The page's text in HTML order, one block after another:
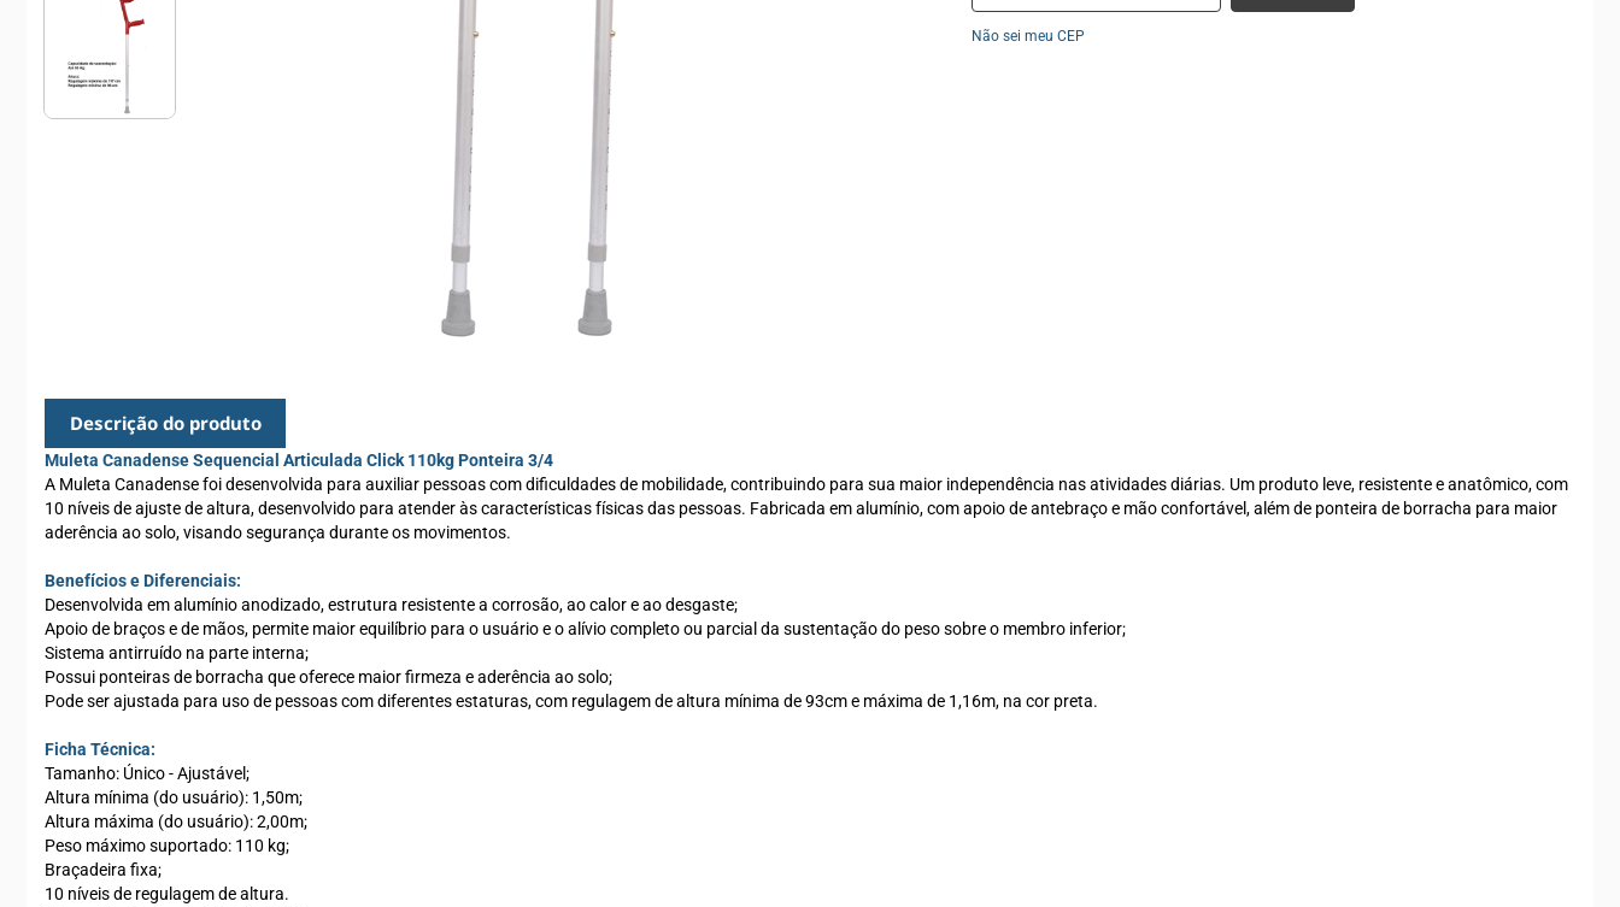
Não sei meu CEP
Descrição do produto
Muleta Canadense Sequencial Articulada Click 110kg Ponteira 3/4
A Muleta Canadense foi desenvolvida para auxiliar pessoas com dificuldades de mobilidade, contribuindo para sua maior independência nas atividades diárias. Um produto leve, resistente e anatômico, com
10 níveis de ajuste de altura, desenvolvido para atender às características físicas das pessoas. Fabricada em alumínio, com apoio de antebraço e mão confortável, além de ponteira de borracha para maior
aderência ao solo, visando segurança durante os movimentos.
Benefícios e Diferenciais:
Desenvolvida em alumínio anodizado, estrutura resistente a corrosão, ao calor e ao desgaste;
Apoio de braços e de mãos, permite maior equilíbrio para o usuário e o alívio completo ou parcial da sustentação do peso sobre o membro inferior;
Sistema antirruído na parte interna;
Possui ponteiras de borracha que oferece maior firmeza e aderência ao solo;
Pode ser ajustada para uso de pessoas com diferentes estaturas, com regulagem de altura mínima de 93cm e máxima de 1,16m, na cor preta.
Ficha Técnica:
Tamanho: Único - Ajustável;
Altura mínima (do usuário): 1,50m;
Altura máxima (do usuário): 2,00m;
Peso máximo suportado: 110 kg;
Braçadeira fixa;
10 níveis de regulagem de altura.